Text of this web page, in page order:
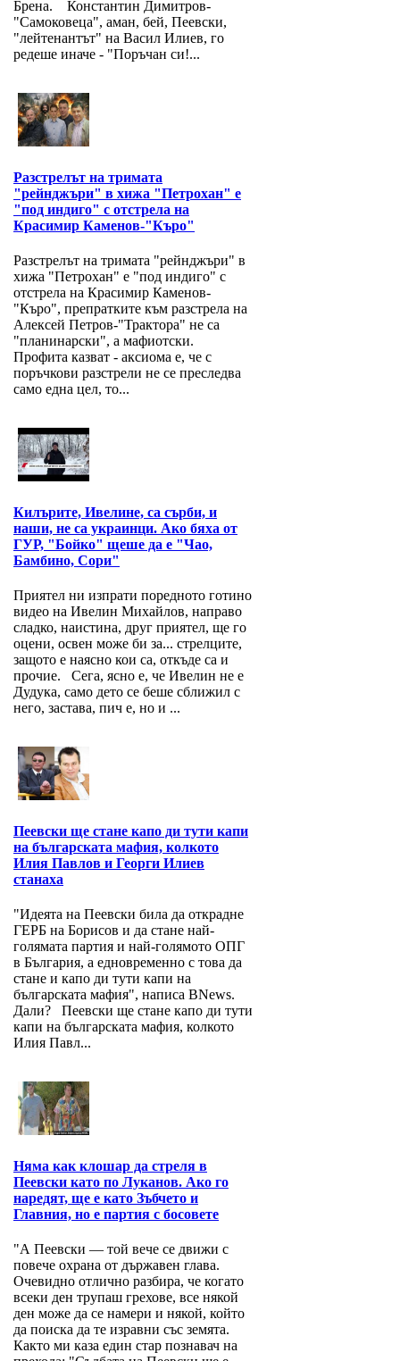
Брена. Константин Димитров-
"Самоковеца", аман, бей, Пеевски,
"лейтенантът" на Васил Илиев, го
редеше иначе - "Поръчан си!...
Разстрелът на тримата
"рейнджъри" в хижа "Петрохан" е
"под индиго" с отстрела на
Красимир Каменов-"Къро"
Разстрелът на тримата "рейнджъри" в
хижа "Петрохан" е "под индиго" с
отстрела на Красимир Каменов-
"Къро", препратките към разстрела на
Алексей Петров-"Трактора" не са
"планинарски", а мафиотски.
Профита казват - аксиома е, че с
поръчкови разстрели не се преследва
само една цел, то...
Килърите, Ивелине, са сърби, и
наши, не са украинци. Ако бяха от
ГУР, "Бойко" щеше да е "Чао,
Бамбино, Сори"
Приятел ни изпрати поредното готино
видео на Ивелин Михайлов, направо
сладко, наистина, друг приятел, ще го
оцени, освен може би за... стрелците,
защото е наясно кои са, откъде са и
прочие. Сега, ясно е, че Ивелин не е
Дудука, само дето се беше сближил с
него, застава, пич е, но и ...
Пеевски ще стане капо ди тути капи
на българската мафия, колкото
Илия Павлов и Георги Илиев
станаха
"Идеята на Пеевски била да открадне
ГЕРБ на Борисов и да стане най-
голямата партия и най-голямото ОПГ
в България, а едновременно с това да
стане и капо ди тути капи на
българската мафия", написа BNews.
Дали? Пеевски ще стане капо ди тути
капи на българската мафия, колкото
Илия Павл...
Няма как клошар да стреля в
Пеевски като по Луканов. Ако го
наредят, ще е като Зъбчето и
Главния, но е партия с босовете
"А Пеевски — той вече се движи с
повече охрана от държавен глава.
Очевидно отлично разбира, че когато
всеки ден трупаш грехове, все някой
ден може да се намери и някой, който
да поиска да те изравни със земята.
Както ми каза един стар познавач на